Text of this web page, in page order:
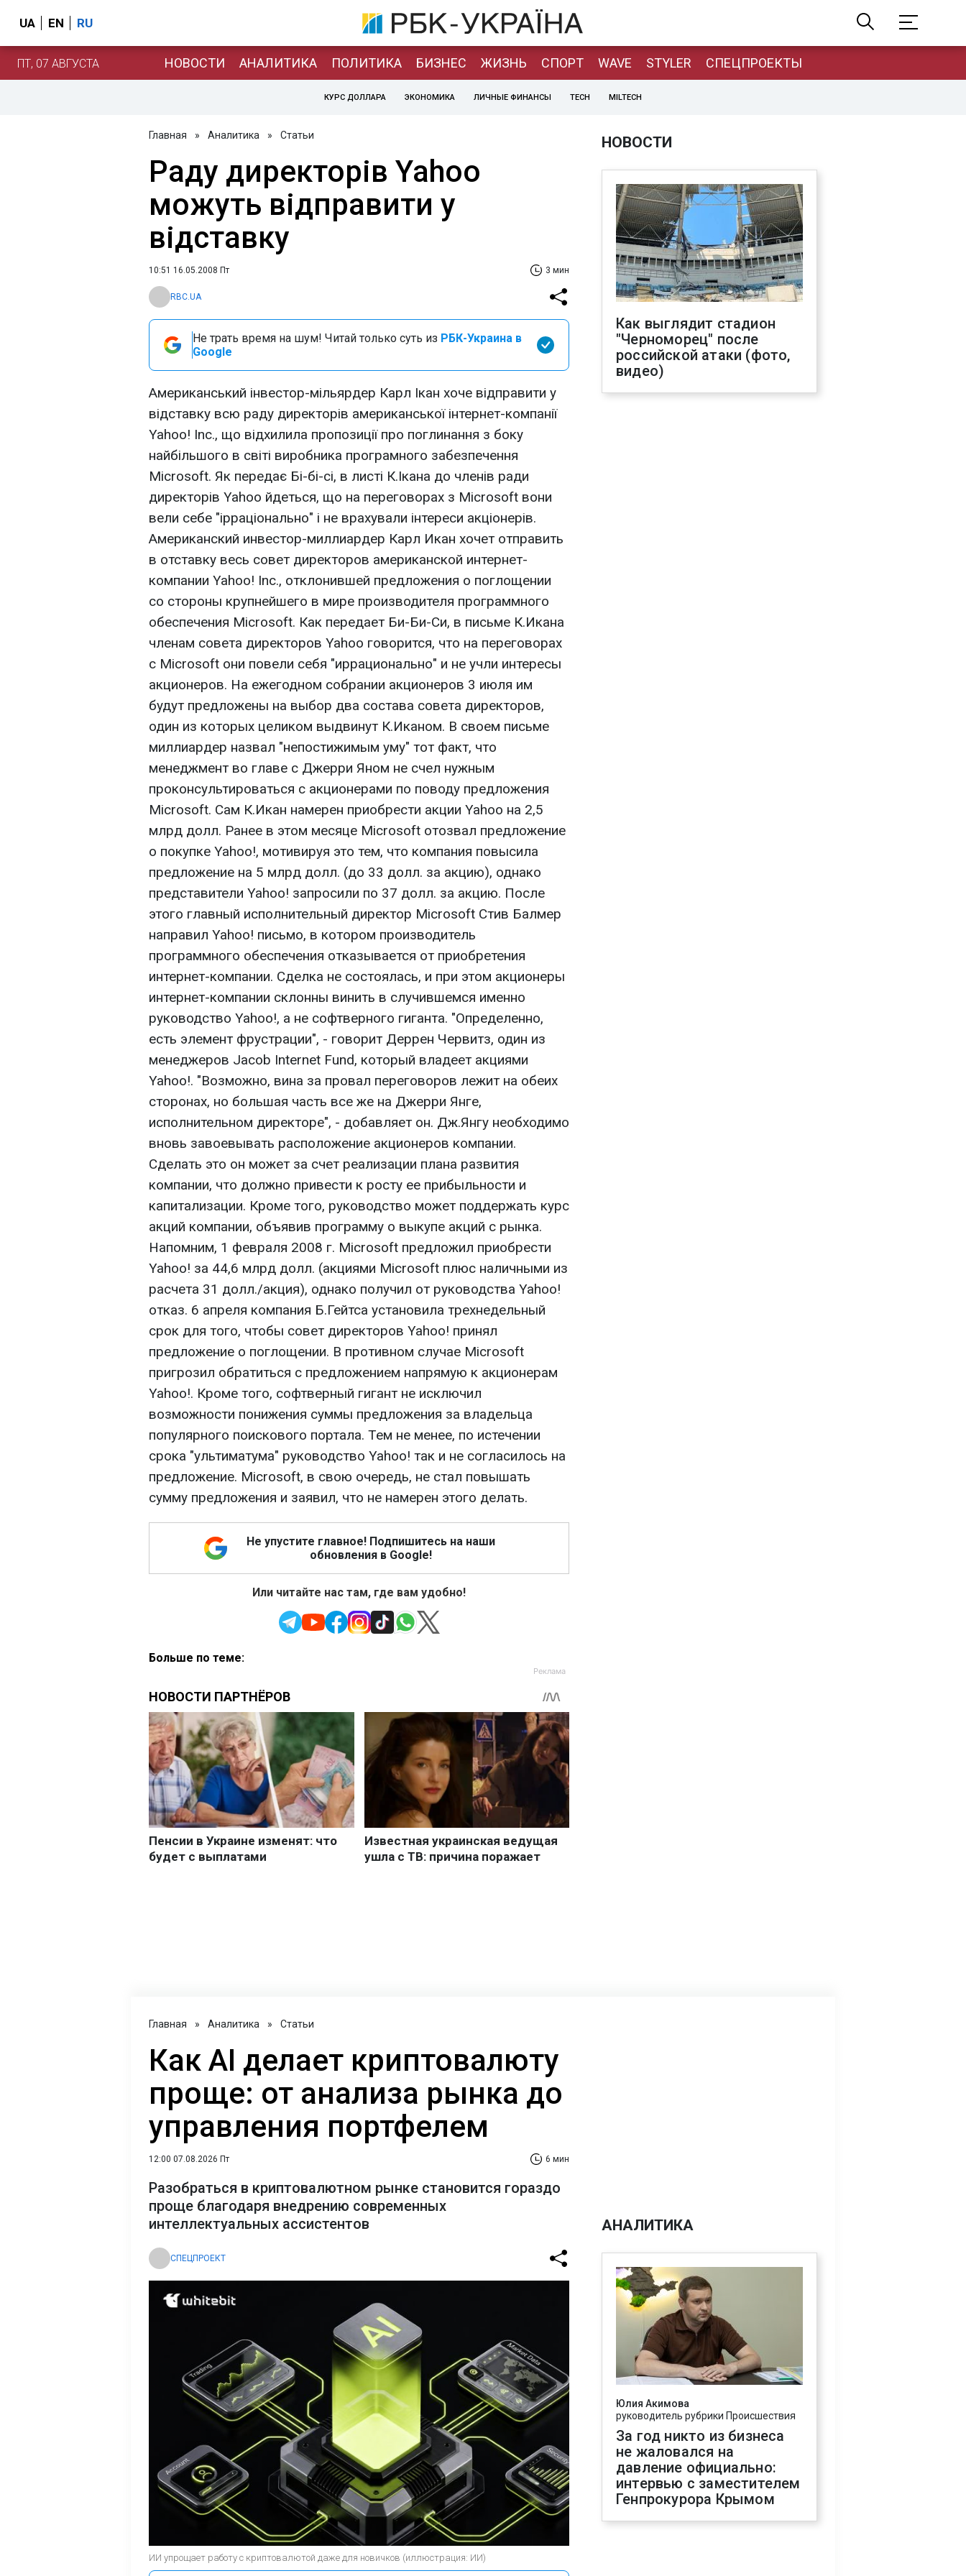
UA EN RU
ПТ, 07 АВГУСТА НОВОСТИ АНАЛИТИКА ПОЛИТИКА БИЗНЕС ЖИЗНЬ СПОРТ WAVE STYLER СПЕЦПРОЕКТЫ
КУРС ДОЛЛАРА ЭКОНОМИКА ЛИЧНЫЕ ФИНАНСЫ TECH MILTECH
Главная » Аналитика » Статьи
Раду директорів Yahoo
можуть відправити у
відставку
10:51 16.05.2008 Пт 3 мин
RBC.UA
Не трать время на шум! Читай только суть из РБК-Украина в
Google
Американський інвестор-мільярдер Карл Ікан хоче відправити у
відставку всю раду директорів американської інтернет-компанії
Yahoo! Inc., що відхилила пропозиції про поглинання з боку
найбільшого в світі виробника програмного забезпечення
Microsoft. Як передає Бі-бі-сі, в листі К.Ікана до членів ради
директорів Yahoo йдеться, що на переговорах з Microsoft вони
вели себе "ірраціонально" і не врахували інтереси акціонерів.
Американский инвестор-миллиардер Карл Икан хочет отправить
в отставку весь совет директоров американской интернет-
компании Yahoo! Inc., отклонившей предложения о поглощении
со стороны крупнейшего в мире производителя программного
обеспечения Microsoft. Как передает Би-Би-Си, в письме К.Икана
членам совета директоров Yahoo говорится, что на переговорах
с Microsoft они повели себя "иррационально" и не учли интересы
акционеров. На ежегодном собрании акционеров 3 июля им
будут предложены на выбор два состава совета директоров,
один из которых целиком выдвинут К.Иканом. В своем письме
миллиардер назвал "непостижимым уму" тот факт, что
менеджмент во главе с Джерри Яном не счел нужным
проконсультироваться с акционерами по поводу предложения
Microsoft. Сам К.Икан намерен приобрести акции Yahoo на 2,5
млрд долл. Ранее в этом месяце Microsoft отозвал предложение
о покупке Yahoo!, мотивируя это тем, что компания повысила
предложение на 5 млрд долл. (до 33 долл. за акцию), однако
представители Yahoo! запросили по 37 долл. за акцию. После
этого главный исполнительный директор Microsoft Стив Балмер
направил Yahoo! письмо, в котором производитель
программного обеспечения отказывается от приобретения
интернет-компании. Сделка не состоялась, и при этом акционеры
интернет-компании склонны винить в случившемся именно
руководство Yahoo!, а не софтверного гиганта. "Определенно,
есть элемент фрустрации", - говорит Деррен Червитз, один из
менеджеров Jacob Internet Fund, который владеет акциями
Yahoo!. "Возможно, вина за провал переговоров лежит на обеих
сторонах, но большая часть все же на Джерри Янге,
исполнительном директоре", - добавляет он. Дж.Янгу необходимо
вновь завоевывать расположение акционеров компании.
Сделать это он может за счет реализации плана развития
компании, что должно привести к росту ее прибыльности и
капитализации. Кроме того, руководство может поддержать курс
акций компании, объявив программу о выкупе акций с рынка.
Напомним, 1 февраля 2008 г. Microsoft предложил приобрести
Yahoo! за 44,6 млрд долл. (акциями Microsoft плюс наличными из
расчета 31 долл./акция), однако получил от руководства Yahoo!
отказ. 6 апреля компания Б.Гейтса установила трехнедельный
срок для того, чтобы совет директоров Yahoo! принял
предложение о поглощении. В противном случае Microsoft
пригрозил обратиться с предложением напрямую к акционерам
Yahoo!. Кроме того, софтверный гигант не исключил
возможности понижения суммы предложения за владельца
популярного поискового портала. Тем не менее, по истечении
срока "ультиматума" руководство Yahoo! так и не согласилось на
предложение. Microsoft, в свою очередь, не стал повышать
сумму предложения и заявил, что не намерен этого делать.
Не упустите главное! Подпишитесь на наши
обновления в Google!
Или читайте нас там, где вам удобно!
Больше по теме:
НОВОСТИ
Как выглядит стадион
"Черноморец" после
российской атаки (фото,
видео)
Главная » Аналитика » Статьи
Как AI делает криптовалюту
проще: от анализа рынка до
управления портфелем
12:00 07.08.2026 Пт 6 мин
Разобраться в криптовалютном рынке становится гораздо
проще благодаря внедрению современных
интеллектуальных ассистентов
СПЕЦПРОЕКТ
ИИ упрощает работу с криптовалютой даже для новичков (иллюстрация: ИИ)
АНАЛИТИКА
Юлия Акимова
руководитель рубрики Происшествия
За год никто из бизнеса
не жаловался на
давление официально:
интервью с заместителем
Генпрокурора Крымом